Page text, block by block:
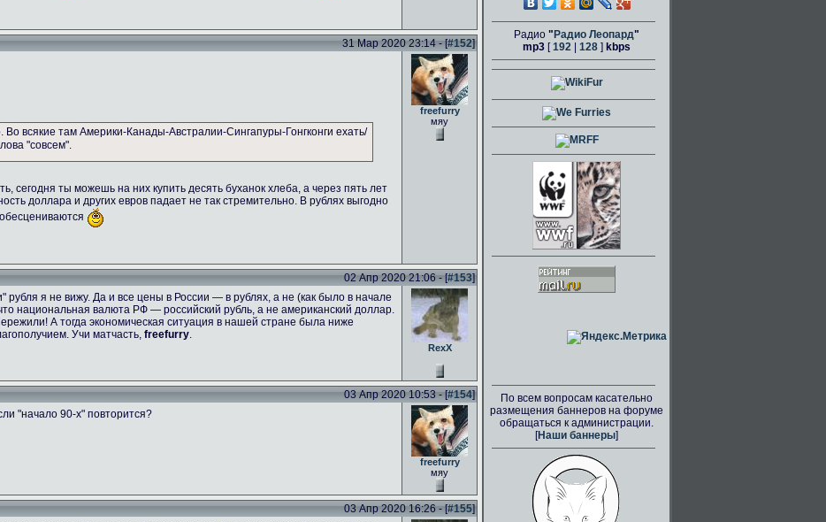
31 Мар 2020 23:14 - [#152]
всякие там Америки-Канады-Австралии-Сингапуры-Гонгконги ехать/
"совсем".
сегодня ты можешь на них купить десять буханок хлеба, а через пять лет
доллара и других евров падает не так стремительно. В рублях выгодно
freefurry
мяу
02 Апр 2020 21:06 - [#153]
рубля я не вижу. Да и все цены в России — в рублях, а не (как было в начале
национальная валюта РФ — российский рубль, а не американский доллар.
А тогда экономическая ситуация в нашей стране была ниже
Учи матчасть, freefurry.
RexX
03 Апр 2020 10:53 - [#154]
"начало 90-х" повторится?
freefurry
мяу
03 Апр 2020 16:26 - [#155]
Радио " Радио Леопард"
mp3 [192 128 ] kbps
По всем вопросам касательно
размещения баннеров на форуме
обращаться к администрации.
[Наши баннеры]